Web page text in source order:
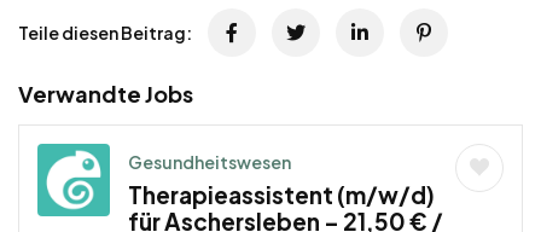
Teile diesen Beitrag:
Verwandte Jobs
Gesundheitswesen
Therapieassistent (m/w/d)
für Aschersleben – 21,50 € /